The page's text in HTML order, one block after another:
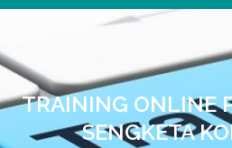
TRAINING ONLINE
SENGKETA